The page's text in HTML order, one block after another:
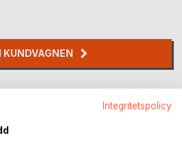
KUNDVAGNEN
Integritetspolicy